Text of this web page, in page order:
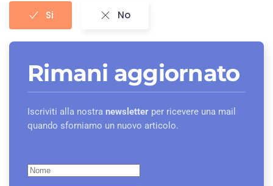
Si No
Rimani aggiornato
Iscriviti alla nostra newsletter per ricevere una mail
quando sforniamo un nuovo articolo.